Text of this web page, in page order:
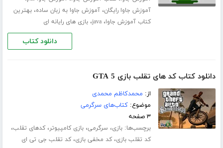
آموزش جاوا رایگان،آموزش جاوا به زبان ساده،بهترین
کتاب آموزش جاوا،java،بازی های رایانه ای
دانلود کتاب
دانلود کتاب کد های تقلب بازی GTA 5
از: محمدکاظم محمدی
موضوع:کتاب‌های سرگرمی
۳ صفحه
برچسب‌ها:بازی، سرگرمی،بازی کامپیوتر،کدهای تقلب،
کد تقلب بازی،کد مخفی بازی،کد تقلب جی تی ای